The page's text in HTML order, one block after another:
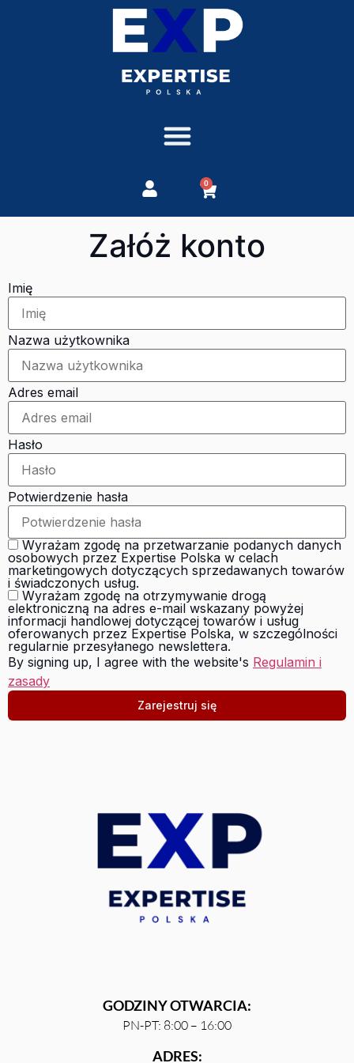
0
Załóż konto
Imię
Nazwa użytkownika
Adres email
Hasło
Potwierdzenie hasła
Wyrażam zgodę na przetwarzanie podanych danych
osobowych przez Expertise Polska w celach
marketingowych dotyczących sprzedawanych towarów
i świadczonych usług.
Wyrażam zgodę na otrzymywanie drogą
elektroniczną na adres e-mail wskazany powyżej
informacji handlowej dotyczącej towarów i usług
oferowanych przez Expertise Polska, w szczególności
regularnie przesyłanego newslettera.
By signing up, I agree with the website's Regulamin i
zasady
Zarejestruj się
GODZINY OTWARCIA:
PN-PT: 8:00 – 16:00
ADRES: